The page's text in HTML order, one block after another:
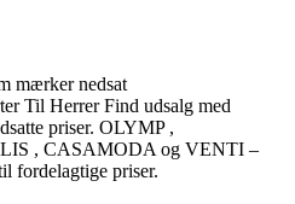
mærker nedsat
Til Herrer Find udsalg med
priser. OLYMP ,
, CASAMODA og VENTI –
fordelagtige priser.